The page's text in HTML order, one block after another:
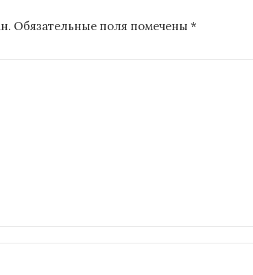
Обязательные поля помечены *